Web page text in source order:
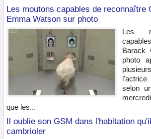
Les moutons capables de reconnaître
Emma Watson sur photo
Les
Barack
photo
selon
que les...
Il oublie son GSM dans l'habitation
cambrioler